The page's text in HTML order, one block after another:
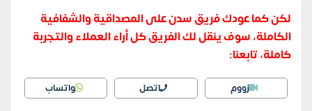
لكن كما عودك فريق سدن على المصداقية والشفافية
الكاملة، سوف ينقل لك الفريق كل أراء العملاء والتجربة
كاملة، تابعنا:
زووم اتصل واتساب